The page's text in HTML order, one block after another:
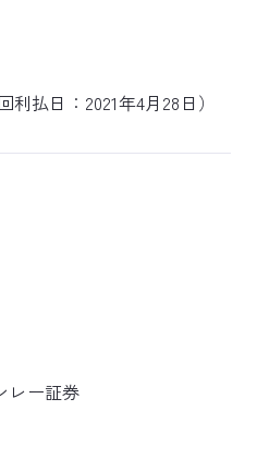
払日：2021年4月28日）
レー証券